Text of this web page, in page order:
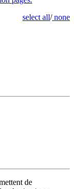
select all/none
de